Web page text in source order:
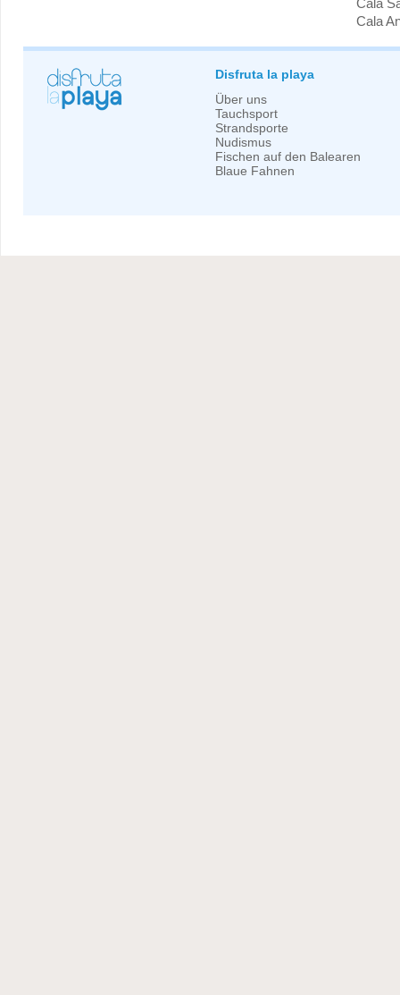
Cala
Cala
Disfruta la playa
Über uns
Tauchsport
Strandsporte
Nudismus
Fischen auf den Balearen
Blaue Fahnen